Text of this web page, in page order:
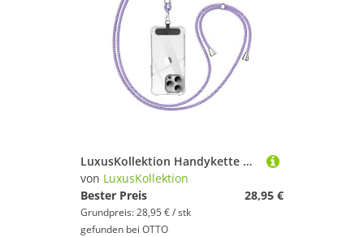
LuxusKollektion Handykette Handykette Universal Smartphone Lanyard 2 Stück
von LuxusKollektion
Bester Preis
28,95 €
Grundpreis: 28,95 € / stk
gefunden bei OTTO